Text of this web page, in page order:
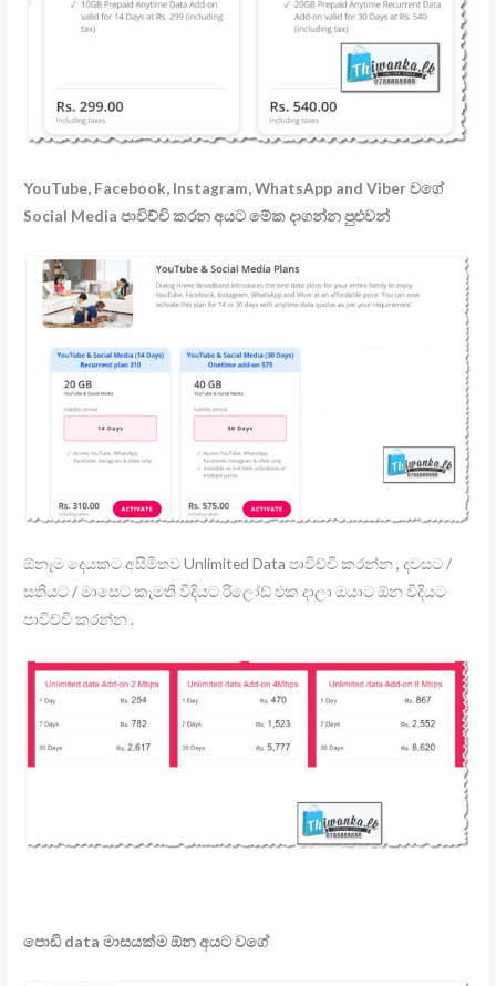
YouTube, Facebook, Instagram, WhatsApp and Viber වගේ
Social Media පාවිච්චි කරන අයට මේක දාගන්න පුළුවන්
ඕනෑම දෙයකට අසීමිතව Unlimited Data පාවිච්චි කරන්න , දවසට /
සතියට / මාසෙට කැමති විදියට රිලෝඩ් එක දාලා ඔයාට ඕන විදියට
පාවිච්චි කරන්න .
පොඩි data මාසයක්ම ඕන අයට වගේ